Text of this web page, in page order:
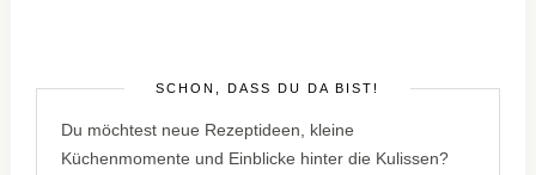
SCHÖN, DASS DU DA BIST!
Du möchtest neue Rezeptideen, kleine
Küchenmomente und Einblicke hinter die Kulissen?